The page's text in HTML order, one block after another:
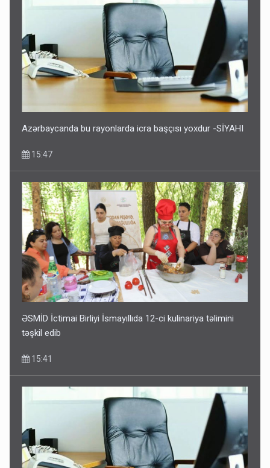
Azərbaycanda bu rayonlarda icra başçısı yoxdur -SİYAHI
15:47
ƏSMİD İctimai Birliyi İsmayıllıda 12-ci kulinariya təlimini
təşkil edib
15:41